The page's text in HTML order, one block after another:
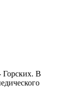
Горских. В